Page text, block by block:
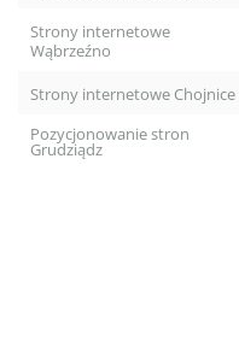
Strony internetowe
Wąbrzeźno
Strony internetowe Chojnice
Pozycjonowanie stron
Grudziądz